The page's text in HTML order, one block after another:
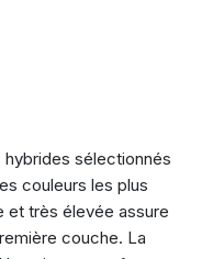
hybrides sélectionnés
couleurs les plus
et très élevée assure
couche. La